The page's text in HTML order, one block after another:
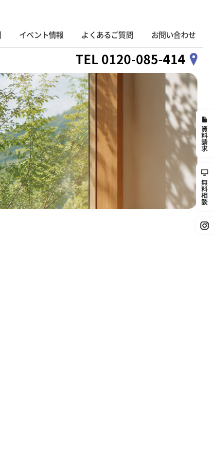
イベント情報 よくあるご質問 お問い合わせ